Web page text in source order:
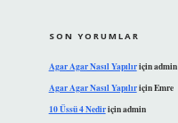
SON YORUMLAR
Agar Agar Nasıl Yapılıriçinadmin
Agar Agar Nasıl YapılıriçinEmre
10 Üssü 4 Nediriçinadmin